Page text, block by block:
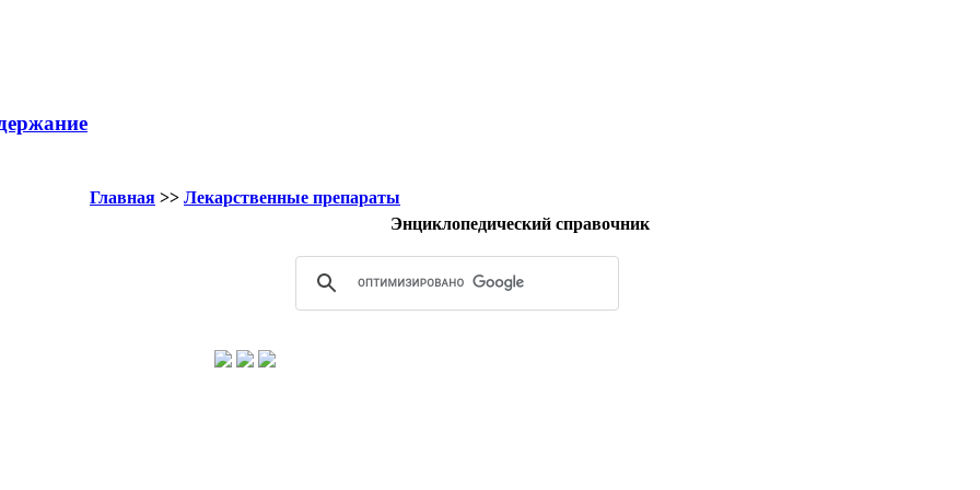
Главная >> Лекарственные препараты
Энциклопедический справочник